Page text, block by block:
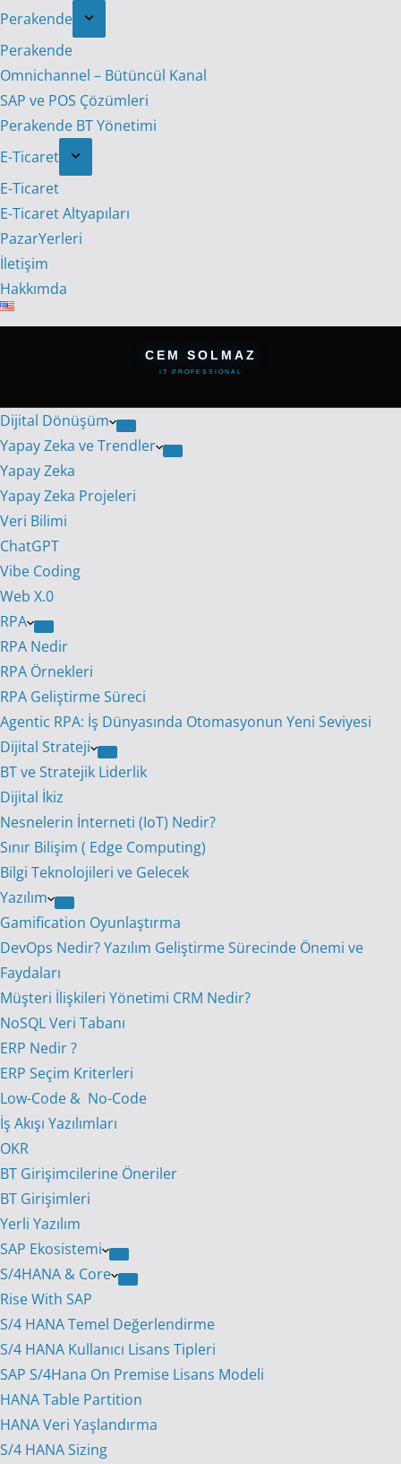
Perakende
Perakende
Omnichannel – Bütüncül Kanal
SAP ve POS Çözümleri
Perakende BT Yönetimi
E-Ticaret
E-Ticaret
E-Ticaret Altyapıları
PazarYerleri
İletişim
Hakkımda
CEM SOLMAZ
IT PROFESSIONAL
Dijital Dönüşüm
Yapay Zeka ve Trendler
Yapay Zeka
Yapay Zeka Projeleri
Veri Bilimi
ChatGPT
Vibe Coding
Web X.0
RPA
RPA Nedir
RPA Örnekleri
RPA Geliştirme Süreci
Agentic RPA: İş Dünyasında Otomasyonun Yeni Seviyesi
Dijital Strateji
BT ve Stratejik Liderlik
Dijital İkiz
Nesnelerin İnterneti (IoT) Nedir?
Sınır Bilişim ( Edge Computing)
Bilgi Teknolojileri ve Gelecek
Yazılım
Gamification Oyunlaştırma
DevOps Nedir? Yazılım Geliştirme Sürecinde Önemi ve
Faydaları
Müşteri İlişkileri Yönetimi CRM Nedir?
NoSQL Veri Tabanı
ERP Nedir ?
ERP Seçim Kriterleri
Low-Code & No-Code
İş Akışı Yazılımları
OKR
BT Girişimcilerine Öneriler
BT Girişimleri
Yerli Yazılım
SAP Ekosistemi
S/4HANA & Core
Rise With SAP
S/4 HANA Temel Değerlendirme
S/4 HANA Kullanıcı Lisans Tipleri
SAP S/4Hana On Premise Lisans Modeli
HANA Table Partition
HANA Veri Yaşlandırma
S/4 HANA Sizing